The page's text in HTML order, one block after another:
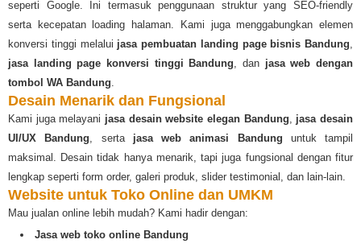
seperti Google. Ini termasuk penggunaan struktur yang SEO-friendly
serta kecepatan loading halaman. Kami juga menggabungkan elemen
konversi tinggi melalui jasa pembuatan landing page bisnis Bandung,
jasa landing page konversi tinggi Bandung, dan jasa web dengan
tombol WA Bandung.
Desain Menarik dan Fungsional
Kami juga melayani jasa desain website elegan Bandung, jasa desain
UI/UX Bandung, serta jasa web animasi Bandung untuk tampil
maksimal. Desain tidak hanya menarik, tapi juga fungsional dengan fitur
lengkap seperti form order, galeri produk, slider testimonial, dan lain-lain.
Website untuk Toko Online dan UMKM
Mau jualan online lebih mudah? Kami hadir dengan:
Jasa web toko online Bandung